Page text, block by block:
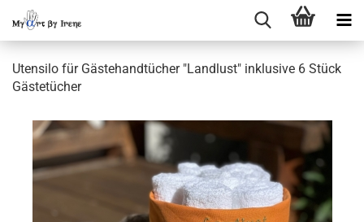
Utensilo für Gästehandtücher "Landlust" inklusive 6 Stück
Gästetücher